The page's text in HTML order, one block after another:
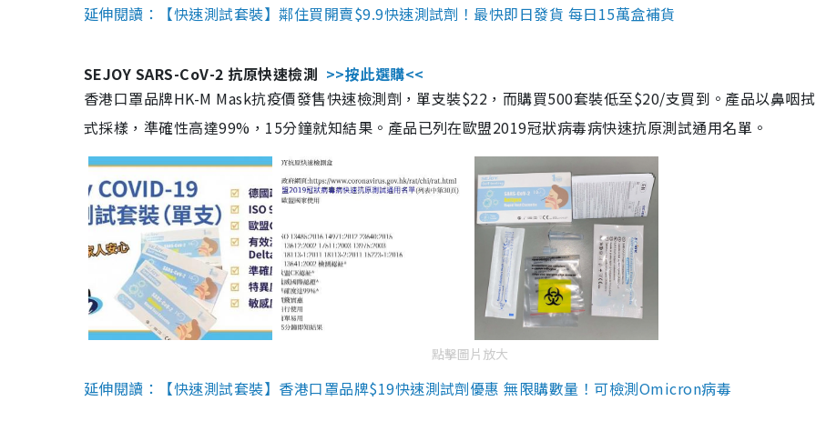
延伸閱讀：【快速測試套裝】鄰住買開賣$9.9快速測試劑！最快即日發貨 每日15萬盒補貨
SEJOY SARS-CoV-2 抗原快速檢測 >>按此選購<<
香港口罩品牌HK-M Mask抗疫價發售快速檢測劑，單支裝$22，而購買500套裝低至$20/支買到。產品以鼻咽
式採樣，準確性高達99%，15分鐘就知結果。產品已列在歐盟2019冠狀病毒病快速抗原測試通用名單。
點擊圖片放大
延伸閱讀：【快速測試套裝】香港口罩品牌$19快速測試劑優惠 無限購數量！可檢測Omicron病毒